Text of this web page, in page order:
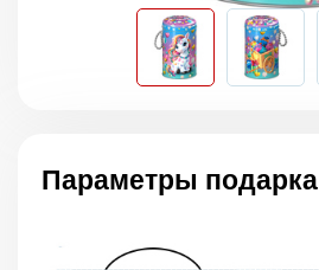
Параметры подарка